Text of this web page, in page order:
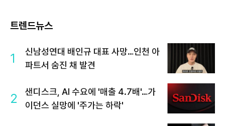
트렌드뉴스
1
신남성연대 배인규 대표 사망…인천 아
파트서 숨진 채 발견
2
샌디스크, AI 수요에 '매출 4.7배'…가
이던스 실망에 '주가는 하락'